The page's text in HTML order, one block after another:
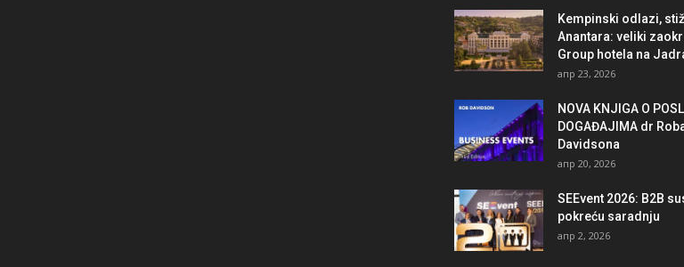
Kempinski odlazi,
Anantara: veliki
Group hotela na
апр 23, 2026
NOVA KNJIGA O
DOGAĐAJIMA dr
Davidsona
апр 20, 2026
SEEvent 2026: B2B
pokreću saradnju
апр 2, 2026